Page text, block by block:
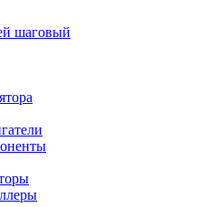
шаговый